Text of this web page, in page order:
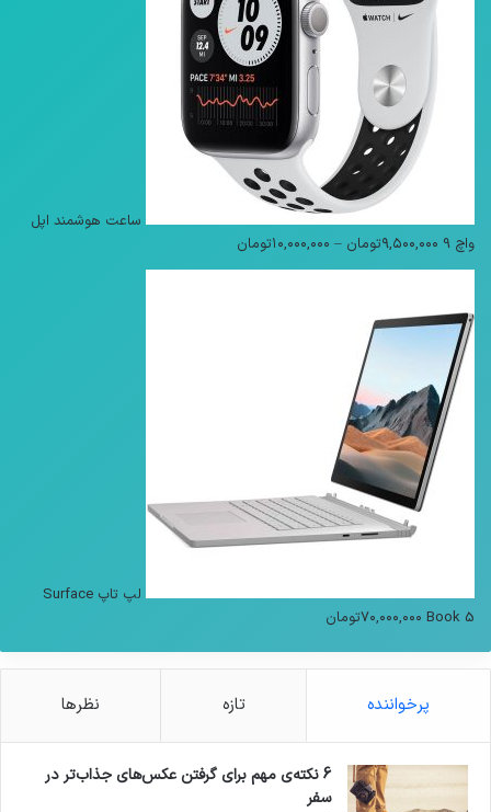
ساعت هوشمند اپل
واچ 9
۹,۵۰۰,۰۰۰تومان – ۱۰,۰۰۰,۰۰۰تومان
قیمت:
لپ تاپ Surface
Book 5 ۷۰,۰۰۰,۰۰۰تومان
پرخواننده تازه نظرها
6 نکته‌ی مهم برای گرفتن عکس‌های جذاب‌تر در
سفر